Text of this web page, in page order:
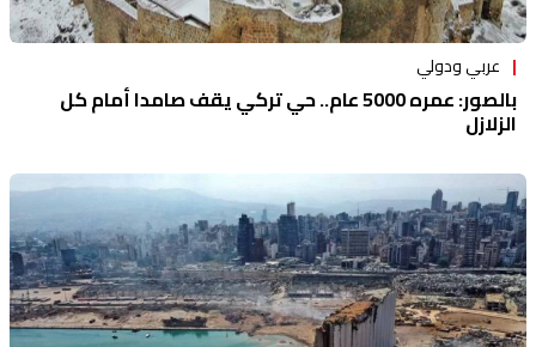
عربي ودولي
بالصور: عمره 5000 عام.. حي تركي يقف صامدا أمام كل
الزلازل